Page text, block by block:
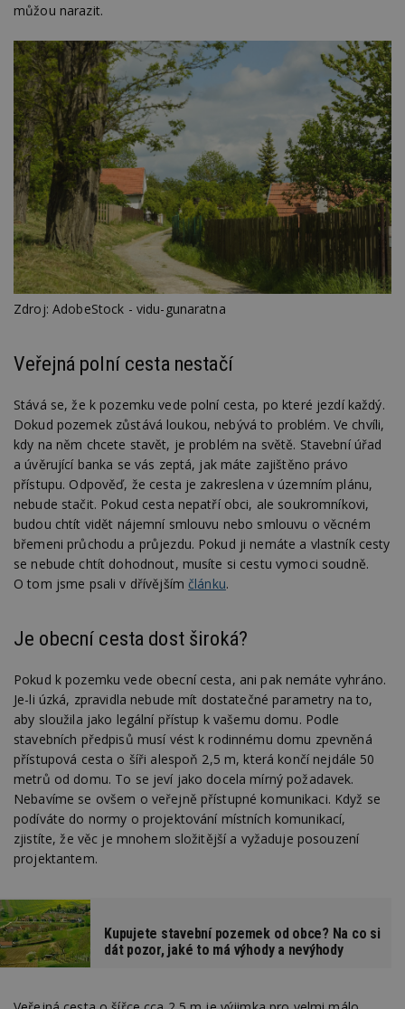
můžou narazit.
Zdroj: AdobeStock - vidu-gunaratna
Veřejná polní cesta nestačí
Stává se, že k pozemku vede polní cesta, po které jezdí každý.
Dokud pozemek zůstává loukou, nebývá to problém. Ve chvíli,
kdy na něm chcete stavět, je problém na světě. Stavební úřad
a úvěrující banka se vás zeptá, jak máte zajištěno právo
přístupu. Odpověď, že cesta je zakreslena v územním plánu,
nebude stačit. Pokud cesta nepatří obci, ale soukromníkovi,
budou chtít vidět nájemní smlouvu nebo smlouvu o věcném
břemeni průchodu a průjezdu. Pokud ji nemáte a vlastník cesty
se nebude chtít dohodnout, musíte si cestu vymoci soudně.
O tom jsme psali v dřívějšímčlánku.
Je obecní cesta dost široká?
Pokud k pozemku vede obecní cesta, ani pak nemáte vyhráno.
Je-li úzká, zpravidla nebude mít dostatečné parametry na to,
aby sloužila jako legální přístup k vašemu domu. Podle
stavebních předpisů musí vést k rodinnému domu zpevněná
přístupová cesta o šíři alespoň 2,5 m, která končí nejdále 50
metrů od domu. To se jeví jako docela mírný požadavek.
Nebavíme se ovšem o veřejně přístupné komunikaci. Když se
podíváte do normy o projektování místních komunikací,
zjistíte, že věc je mnohem složitější a vyžaduje posouzení
projektantem.
Kupujete stavební pozemek od obce? Na co si
dát pozor, jaké to má výhody a nevýhody